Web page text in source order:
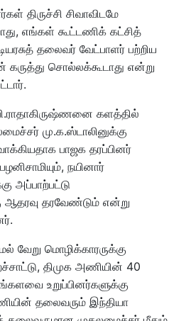
திருச்சி சிவாவிடமே
எங்கள் கூட்டணிக் கட்சித்
தலைவர் வேட்பாளர் பற்றிய
கருத்து சொல்லக்கூடாது என்று
களத்தில்
மு.க.ஸ்டாலினுக்கு
பாஜக தரப்பினர்
நயினார்
அப்பாற்பட்டு
ஆதரவு தரவேண்டும் என்று
வேறு மொழிக்காரருக்கு
திமுக அணியின் 40
உறுப்பினர்களுக்கு
தலைவரும் இந்தியா